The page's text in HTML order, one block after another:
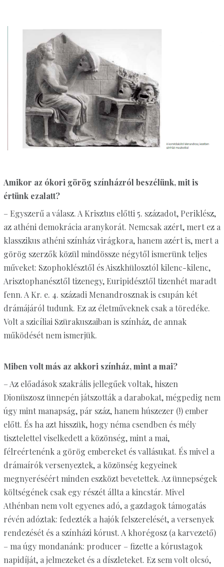
Amikor az ókori görög színházról beszélünk, mit is
értünk ezalatt?
– Egyszerű a válasz. A Krisztus előtti 5. századot, Periklész,
az athéni demokrácia aranykorát. Nemcsak azért, mert ez a
klasszikus athéni színház virágkora, hanem azért is, mert a
görög szerzők közül mindössze négytől ismerünk teljes
műveket: Szophoklésztől és Aiszkhülosztól kilenc-kilenc,
Arisztophanésztől tizenegy, Euripidésztől tizenhét maradt
fenn. A Kr. e. 4. századi Menandrosznak is csupán két
drámájáról tudunk. Ez az életműveknek csak a töredéke.
Volt a szicíliai Szürakuszaiban is színház, de annak
működését nem ismerjük.
Miben volt más az akkori színház, mint a mai?
– Az előadások szakrális jellegűek voltak, hiszen
Dionüszosz ünnepén játszották a darabokat, mégpedig nem
úgy mint manapság, pár száz, hanem húszezer (!) ember
előtt. És ha azt hisszük, hogy néma csendben és mély
tisztelettel viselkedett a közönség, mint a mai,
félreértenénk a görög embereket és vallásukat. És mivel a
drámaírók versenyeztek, a közönség kegyeinek
megnyeréséért minden eszközt bevetettek. Az ünnepségek
költségének csak egy részét állta a kincstár. Mivel
Athénban nem volt egyenes adó, a gazdagok támogatás
révén adóztak: fedezték a hajók felszerelését, a versenyek
rendezését és a színházi kórust. A khorégosz (a karvezető)
– ma úgy mondanánk: producer – fizette a kórustagok
napidíját, a jelmezeket és a díszleteket. Ez sem volt olcsó,